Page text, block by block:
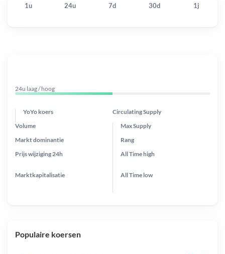
1u 24u 7d 30d 1j
24u laag / hoog
YoYo koers Circulating Supply
Prijs wijziging 24h
Max Supply
Markt dominantie
Marktkapitalisatie
Volume
Rang
All Timehigh
All Time low
Populaire koersen